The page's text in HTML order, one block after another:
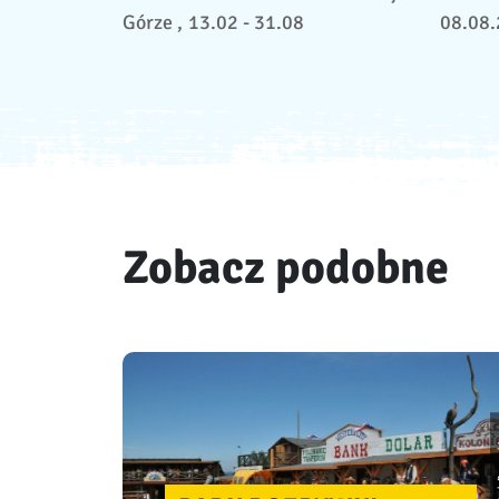
Górze , 13.02 - 31.08
Zobacz podobne